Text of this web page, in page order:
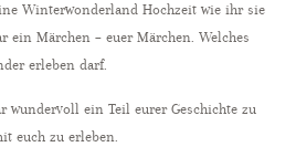
Winterwonderland Hochzeit wie ihr sie
ein Märchen – euer Märchen. Welches
erleben darf.
wundervoll ein Teil eurer Geschichte zu
euch zu erleben.